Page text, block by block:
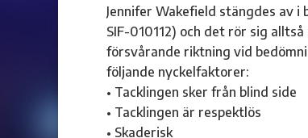
Jennifer Wakefield stängdes av i
SIF-010112) och det rör sig
försvårande riktning vid
följande nyckelfaktorer:
• Tacklingen sker från blind side
• Tacklingen är respektlös
• Skaderisk